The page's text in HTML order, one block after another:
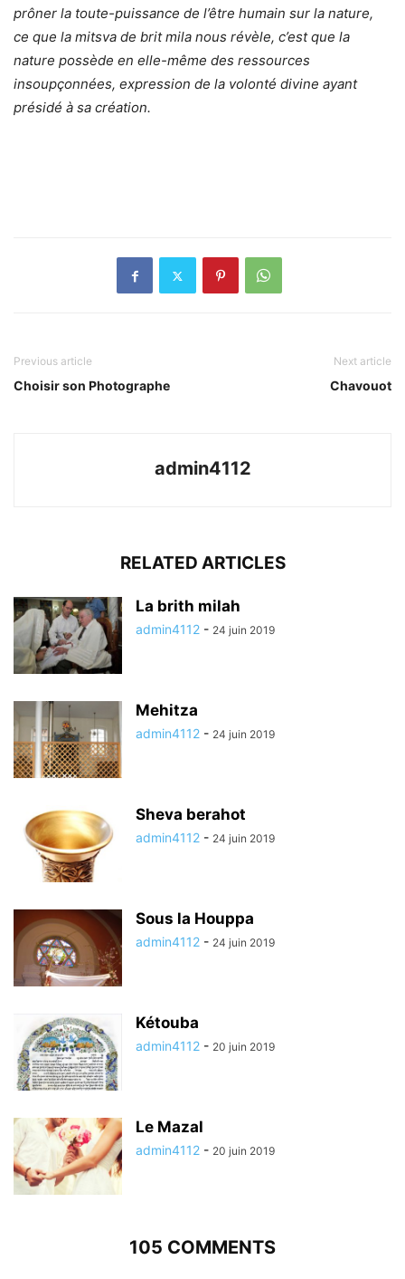
prôner la toute-puissance de l’être humain sur la nature,
ce que la mitsva de brit mila nous révèle, c’est que la
nature possède en elle-même des ressources
insoupçonnées, expression de la volonté divine ayant
présidé à sa création.
Previous article
Choisir son Photographe
Next article
Chavouot
admin4112
RELATED ARTICLES
La brith milah
admin4112 - 24 juin 2019
Mehitza
admin4112 - 24 juin 2019
Sheva berahot
admin4112 - 24 juin 2019
Sous la Houppa
admin4112 - 24 juin 2019
Kétouba
admin4112 - 20 juin 2019
Le Mazal
admin4112 - 20 juin 2019
105 COMMENTS